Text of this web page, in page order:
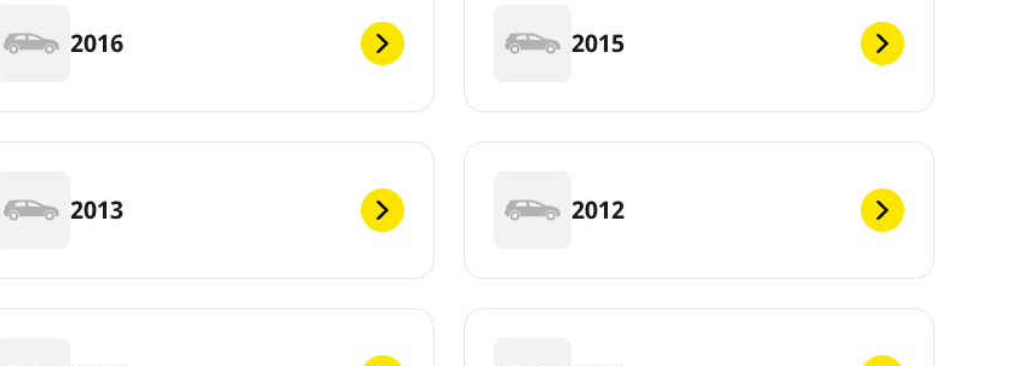
2016 2015
2013 2012